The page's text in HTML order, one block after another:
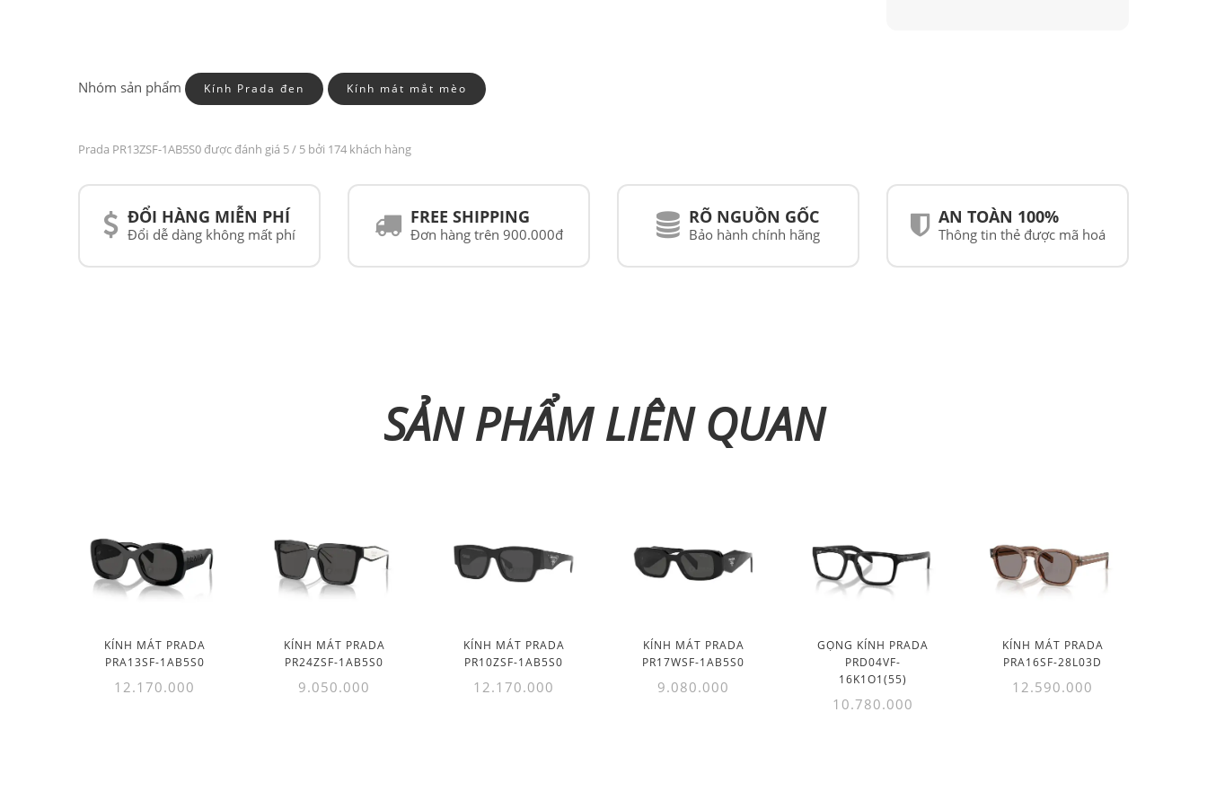
Nhóm sản phẩm Kính Prada đen Kính mát mắt mèo
Prada PR13ZSF-1AB5S0 được đánh giá 5/ 5 bởi 174 khách hàng
ĐỔI HÀNG MIỄN PHÍ
Đổi dễ dàng không mất phí
FREE SHIPPING
Đơn hàng trên 900.000đ
RÕ NGUỒN GỐC
Bảo hành chính hãng
AN TOÀN 100%
Thông tin thẻ được mã hoá
SẢN PHẨM LIÊN QUAN
KÍNH MÁT PRADA
PRA13SF-1AB5S0
12.170.000
KÍNH MÁT PRADA
PR24ZSF-1AB5S0
9.050.000
KÍNH MÁT PRADA
PR10ZSF-1AB5S0
12.170.000
KÍNH MÁT PRADA
PR17WSF-1AB5S0
9.080.000
GỌNG KÍNH PRADA
PRD04VF-
16K1O1(55)
10.780.000
KÍNH MÁT PRADA
PRA16SF-28L03D
12.590.000